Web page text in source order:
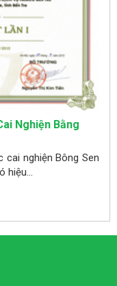
Nghiện Bằng
cai nghiện Bông Sen
hiệu...